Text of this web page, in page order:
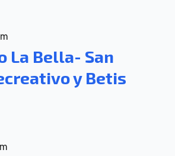
La Bella- San
y Betis